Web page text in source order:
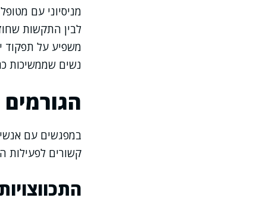
מניסיוני עם
לבין התקשות
משפיע על תפקוד
נשים שממשיכות
במפגשים עם
קשורים לפעילות